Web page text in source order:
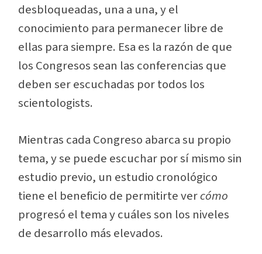
desbloqueadas, una a una, y el
conocimiento para permanecer libre de
ellas para siempre. Esa es la razón de que
los Congresos sean las conferencias que
deben ser escuchadas portodos los
scientologists.
Mientras cada Congreso abarca su propio
tema, y se puede escuchar por sí mismo sin
estudio previo, un estudio cronológico
tiene el beneficio de permitirte vercómo
progresó el tema y cuáles son los niveles
de desarrollo más elevados.